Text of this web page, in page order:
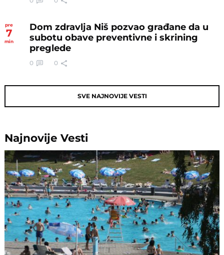
pre
7
min
Dom zdravlja Niš pozvao građane da u
subotu obave preventivne i skrining
preglede
0 0
SVE NAJNOVIJE VESTI
NajnovijeVesti